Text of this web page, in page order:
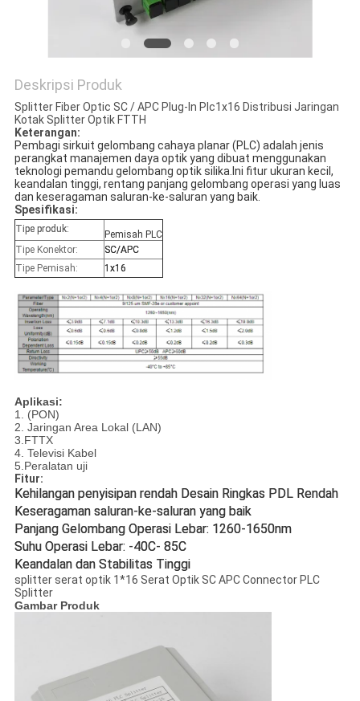
Deskripsi Produk
Splitter Fiber Optic SC / APC Plug-In Plc1x16 Distribusi Jaringan
Kotak Splitter Optik FTTH
Keterangan:
Pembagi sirkuit gelombang cahaya planar (PLC) adalah jenis
perangkat manajemen daya optik yang dibuat menggunakan
teknologi pemandu gelombang optik silika.Ini fitur ukuran kecil,
keandalan tinggi, rentang panjang gelombang operasi yang luas
dan keseragaman saluran-ke-saluran yang baik.
Spesifikasi:
Tipe produk:
Pemisah PLC
Tipe Konektor:
SC/APC
Tipe Pemisah:
1x16
Aplikasi:
1. (PON)
2. Jaringan Area Lokal (LAN)
3.FTTX
4. Televisi Kabel
5.Peralatan uji
Fitur:
Kehilangan penyisipan rendah Desain Ringkas PDL Rendah
Keseragaman saluran-ke-saluran yang baik
Panjang Gelombang Operasi Lebar: 1260-1650nm
Suhu Operasi Lebar: -40C- 85C
Keandalan dan Stabilitas Tinggi
splitter serat optik 1*16 Serat Optik SC APC Connector PLC
Splitter
Gambar Produk